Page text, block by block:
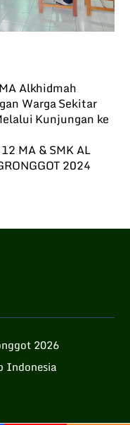
Alkhidmah
Warga Sekitar
Kunjungan ke
MA & SMK AL
2024
2026
Indonesia